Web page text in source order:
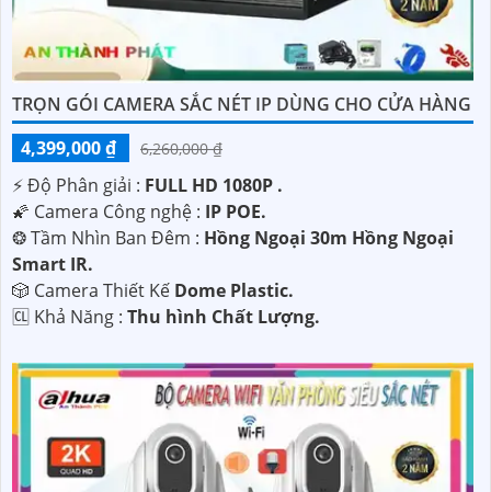
lắp đặt chuyên nghiệp, và hỗ trợ kỹ thuật nhanh chóng
sau khi lắp đặt.
Hãy liên hệ với chúng tôi ngay hôm nay để được tư vấn và
lắp đặt Camera IP hình sắt và nét theo nhu cầu của Quý
Khách Hàng.
Trân trọng cảm ơn và mong muốn được phục vụ Quý
Khách Hàng.
Hy vọng mẫu văn bản trên sẽ giúp bạn trong việc giới
thiệu dịch vụ lắp Camera IP cho khách hàng. Nếu cần
thêm sự điều chỉnh hoặc hỗ trợ, vui lòng cho biết để
chúng tôi cung cấp sự hỗ trợ phù hợp.
TRỌN GÓI CAMERA SẮC NÉT IP DÙNG CHO CỬA HÀNG
4,399,000 ₫
6,260,000 ₫
️⚡ Độ Phân giải : FULL HD 1080P .
🌠 Camera Công nghệ : IP POE.
❂ Tầm Nhìn Ban Đêm : Hồng Ngoại 30m Hồng Ngoại
Smart IR.
🎲 Camera Thiết Kế Dome Plastic.
️🆑 Khả Năng : Thu hình Chất Lượng.